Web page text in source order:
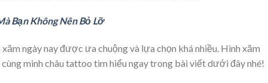
Bạn Không Nên Bỏ Lỡ
ngày nay được ưa chuộng và lựa chọn khá nhiều. Hình xăm
minh châu tattoo tìm hiểu ngay trong bài viết dưới đây nhé!